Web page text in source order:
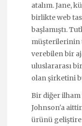
atalım. Jane,
birlikte web
başlamıştı.
müşterilerinin
verebilen bir
uluslararası
olan şirketini
Bir diğer ilham
Johnson'a
ürünü